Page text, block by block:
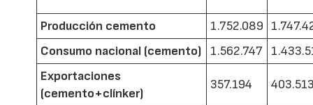
Producción cemento 1.752.089
Consumo nacional (cemento)
1.562.747
Exportaciones
(cemento+clínker)
357.194